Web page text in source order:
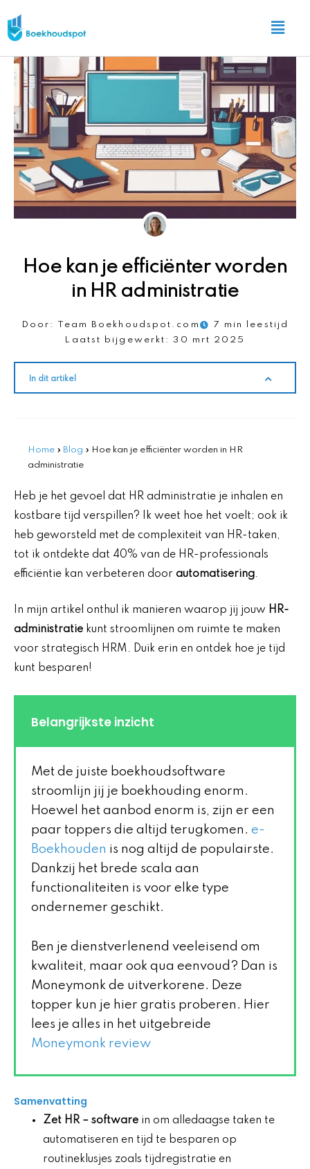
naar
de
Main
Menu
Hoe kan je efficiënter worden
in HR administratie
Door: Team Boekhoudspot.com
7 min leestijd
Laatst bijgewerkt:
30 mrt 2025
In dit artikel
Home » Blog » Hoe kan je efficiënter worden in HR
administratie
Heb je het gevoel dat HR administratie je inhalen en
kostbare tijd verspillen? Ik weet hoe het voelt; ook ik
heb geworsteld met de complexiteit van HR-taken,
tot ik ontdekte dat 40% van de HR-professionals
efficiëntie kan verbeteren door automatisering.
In mijn artikel onthul ik manieren waarop jij jouw HR-
administratie kunt stroomlijnen om ruimte te maken
voor strategisch HRM. Duik erin en ontdek hoe je tijd
kunt besparen!
Belangrijkste inzicht
Met de juiste boekhoudsoftware
stroomlijn jij je boekhouding enorm.
Hoewel het aanbod enorm is, zijn er een
paar toppers die altijd terugkomen. e-
Boekhouden is nog altijd de populairste.
Dankzij het brede scala aan
functionaliteiten is voor elke type
ondernemer geschikt.
Ben je dienstverlenend veeleisend om
kwaliteit, maar ook qua eenvoud? Dan is
Moneymonk de uitverkorene. Deze
topper kun je hier gratis proberen. Hier
lees je alles in het uitgebreide
Moneymonk review
Samenvatting
Zet HR– software in om alledaagse taken te
automatiseren en tijd te besparen op
routineklusjes zoals tijdregistratie en